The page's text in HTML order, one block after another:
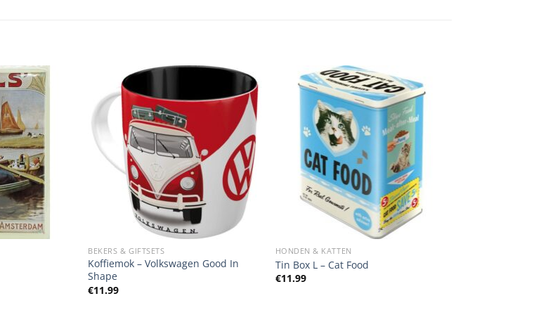
BEKERS & GIFTSETS
Koffiemok – Volkswagen Good In
Shape
€11.99
HONDEN & KATTEN
Tin Box L – Cat Food
€11.99